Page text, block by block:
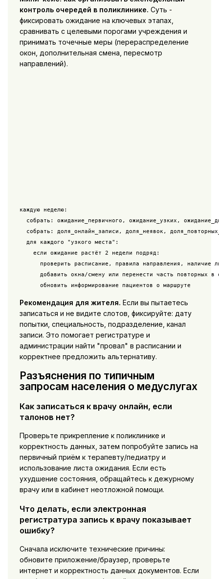
контроль очередей в поликлинике. Суть -
фиксировать ожидание на ключевых этапах,
сравнивать с целевыми порогами учреждения и
принимать точечные меры (перераспределение
окон, дополнительная смена, пересмотр
направлений).
каждую неделю:
собрать: ожидание_первичного, ожидание_узких,
собрать: доля_онлайн_записи, доля_неявок,
  для каждого "узкого места":
    если ожидание растёт 2 недели подряд:
проверить расписание, правила направления, наличие
добавить окна/смену или перенести часть повторных в
Рекомендация для жителя. Если вы пытаетесь
записаться и не видите слотов, фиксируйте: дату
попытки, специальность, подразделение, канал
записи. Это помогает регистратуре и
администрации найти "провал" в расписании и
корректнее предложить альтернативу.
Разъяснения по типичным
запросам населения о медуслугах
Как записаться к врачу онлайн, если
талонов нет?
Проверьте прикрепление к поликлинике и
корректность данных, затем попробуйте запись на
первичный приём к терапевту/педиатру и
использование листа ожидания. Если есть
ухудшение состояния, обращайтесь к дежурному
врачу или в кабинет неотложной помощи.
Что делать, если электронная
регистратура запись к врачу показывает
ошибку?
Сначала исключите технические причины:
обновите приложение/браузер, проверьте
интернет и корректность данных документов. Если